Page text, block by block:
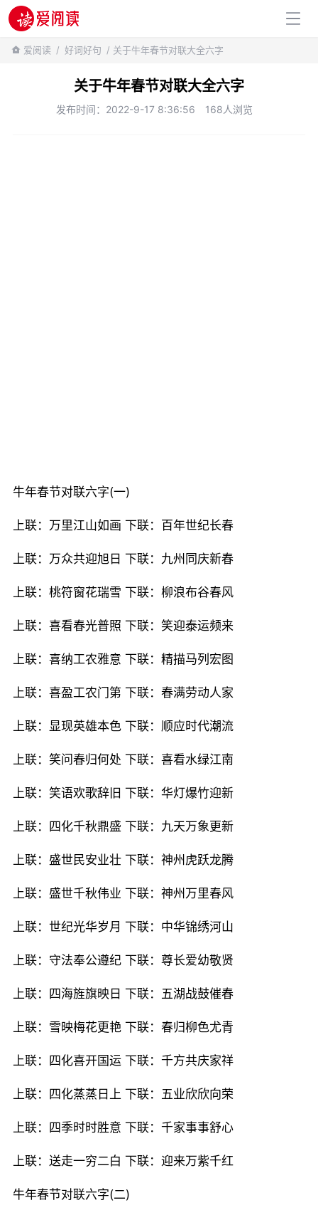
百科知识
爱阅读 / 好词好句 / 关于牛年春节对联大全六字
关于牛年春节对联大全六字
发布时间：2022-9-17 8:36:56 168人浏览
牛年春节对联六字(一)
上联：万里江山如画 下联：百年世纪长春
上联：万众共迎旭日 下联：九州同庆新春
上联：桃符窗花瑞雪 下联：柳浪布谷春风
上联：喜看春光普照 下联：笑迎泰运频来
上联：喜纳工农雅意 下联：精描马列宏图
上联：喜盈工农门第 下联：春满劳动人家
上联：显现英雄本色 下联：顺应时代潮流
上联：笑问春归何处 下联：喜看水绿江南
上联：笑语欢歌辞旧 下联：华灯爆竹迎新
上联：四化千秋鼎盛 下联：九天万象更新
上联：盛世民安业壮 下联：神州虎跃龙腾
上联：盛世千秋伟业 下联：神州万里春风
上联：世纪光华岁月 下联：中华锦绣河山
上联：守法奉公遵纪 下联：尊长爱幼敬贤
上联：四海旌旗映日 下联：五湖战鼓催春
上联：雪映梅花更艳 下联：春归柳色尤青
上联：四化喜开国运 下联：千方共庆家祥
上联：四化蒸蒸日上 下联：五业欣欣向荣
上联：四季时时胜意 下联：千家事事舒心
上联：送走一穷二白 下联：迎来万紫千红
牛年春节对联六字(二)